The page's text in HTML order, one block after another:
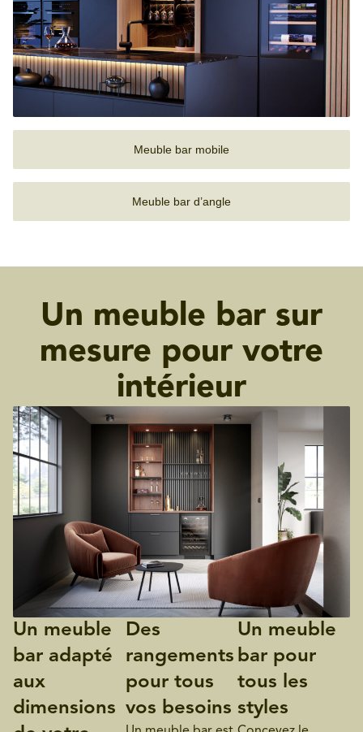
Meuble bar mobile
Meuble bar d’angle
Un meuble bar sur
mesure pour votre
intérieur
Un meuble
bar adapté
aux
dimensions
Des
rangements
pour tous
vos besoins
Un meuble
bar pour
tous les
styles